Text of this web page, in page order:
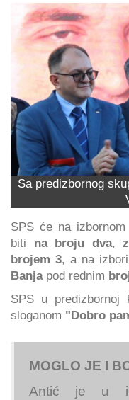
Sa predizbornog
SPS će na
biti na broju dva,
brojem 3, a na
Banjapod rednim
SPS u predizbornoj
sloganom "Dobro
MOGLO JE I
Antić je u